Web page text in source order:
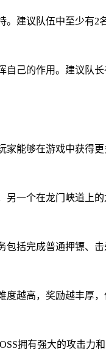
建议队伍中至少有2
己的作用。建议队
能够在游戏中获得
一个在龙门峡道上
括完成普通押镖、
越高，奖励越丰厚
拥有强大的攻击力